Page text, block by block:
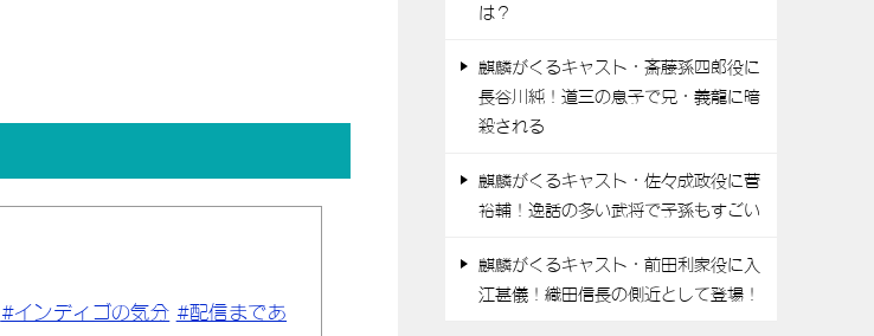
#インディゴの気分 #配信まであ
は？
麒麟がくるキャスト・斎藤孫四郎役に
長谷川純！道三の息子で兄・義龍に暗
殺される
麒麟がくるキャスト・佐々成政役に菅
裕輔！逸話の多い武将で子孫もすごい
麒麟がくるキャスト・前田利家役に入
江甚儀！織田信長の側近として登場！